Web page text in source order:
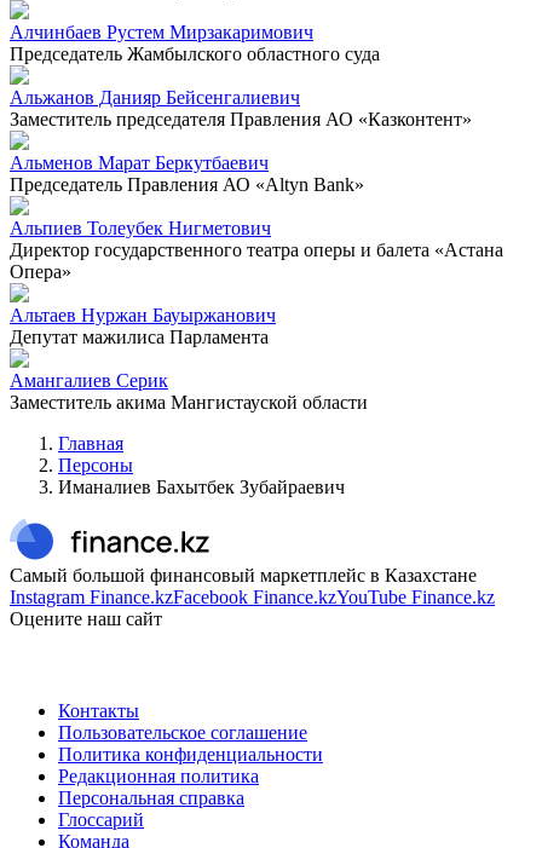
Алчинбаев Рустем Мирзакаримович
Председатель Жамбылского областного суда
Альжанов Данияр Бейсенгалиевич
Заместитель председателя Правления АО «Казконтент»
Альменов Марат Беркутбаевич
Председатель Правления АО «Altyn Bank»
Альпиев Толеубек Нигметович
Директор государственного театра оперы и балета «Астана
Опера»
Альтаев Нуржан Бауыржанович
Депутат мажилиса Парламента
Амангалиев Серик
Заместитель акима Мангистауской области
Главная
Персоны
Иманалиев Бахытбек Зубайраевич
Самый большой финансовый маркетплейс в Казахстане
Instagram Finance.kzFacebook Finance.kzYouTube Finance.kz
Оцените наш сайт
Контакты
Пользовательское соглашение
Политика конфиденциальности
Редакционная политика
Персональная справка
Глоссарий
Команда